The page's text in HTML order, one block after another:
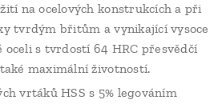
na ocelových konstrukcích a při
tvrdým břitům a vynikající vysoce
oceli s tvrdostí 64 HRC přesvědčí
maximální životností.
vrtáků HSS s 5% legováním